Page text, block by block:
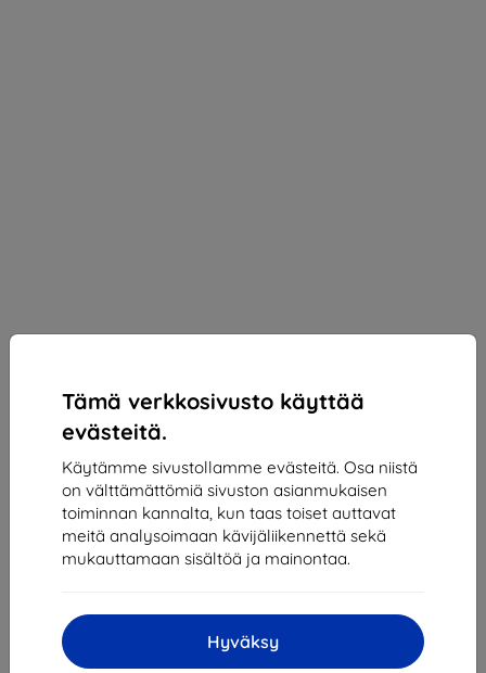
Tämä verkkosivusto käyttää
evästeitä.
Käytämme sivustollamme evästeitä. Osa niistä
on välttämättömiä sivuston asianmukaisen
toiminnan kannalta, kun taas toiset auttavat
meitä analysoimaan kävijäliikennettä sekä
mukauttamaan sisältöä ja mainontaa.
Hyväksy
3mk Silky Matt Pro Protective film for Realme 13
Pro+ 5G / Realme 13 Pro 5G
Realme 13 Pro+ Realme 13 Pro
13,42 €
Hinta ilman ALV:tä